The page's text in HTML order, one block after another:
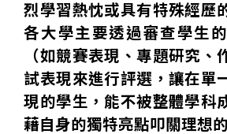
烈學習熱忱或具有特殊經歷
各大學主要透過審查學生
（如競賽表現、專題研究、
試表現來進行評選，讓在單
現的學生，能不被整體學科
藉自身的獨特亮點叩關理想